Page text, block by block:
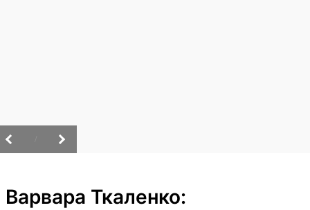
Варвара Ткаленко: